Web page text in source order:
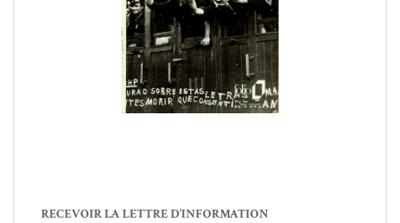
RECEVOIR LA LETTRE D’INFORMATION